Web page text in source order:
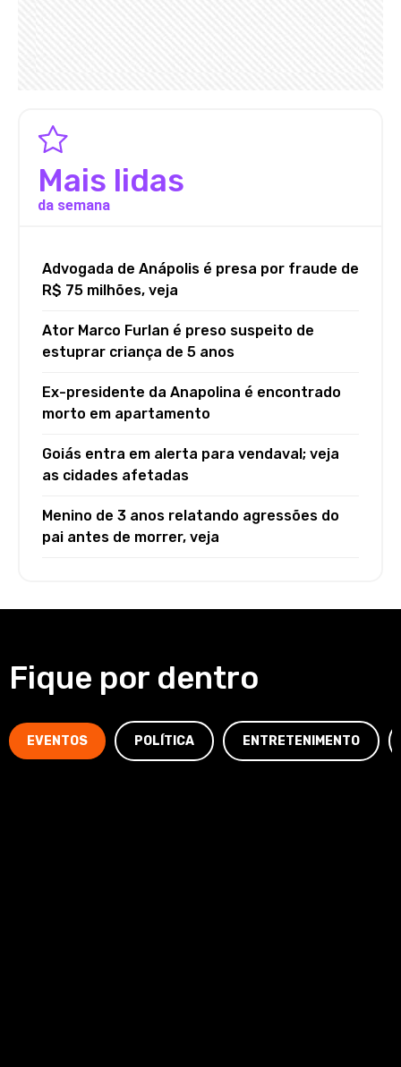
Mais lidas
da semana
Advogada de Anápolis é presa por fraude de
R$ 75 milhões, veja
Ator Marco Furlan é preso suspeito de
estuprar criança de 5 anos
Ex-presidente da Anapolina é encontrado
morto em apartamento
Goiás entra em alerta para vendaval; veja
as cidades afetadas
Menino de 3 anos relatando agressões do
pai antes de morrer, veja
Fique por dentro
EVENTOS POLÍTICA ENTRETENIMENTO